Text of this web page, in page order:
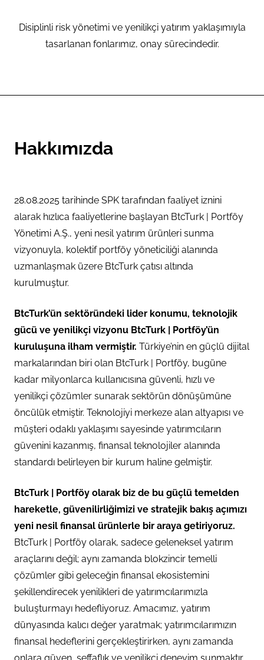
Disiplinli risk yönetimi ve yenilikçi yatırım yaklaşımıyla
tasarlanan fonlarımız, onay sürecindedir.
Hakkımızda
28.08.2025 tarihinde SPK tarafından faaliyet iznini
alarak hızlıca faaliyetlerine başlayan BtcTurk | Portföy
Yönetimi A.Ş., yeni nesil yatırım ürünleri sunma
vizyonuyla, kolektif portföy yöneticiliği alanında
uzmanlaşmak üzere BtcTurk çatısı altında
kurulmuştur.
BtcTurk’ün sektöründeki lider konumu, teknolojik
gücü ve yenilikçi vizyonu BtcTurk | Portföy’ün
kuruluşuna ilham vermiştir. Türkiye’nin en güçlü dijital
markalarından biri olan BtcTurk | Portföy, bugüne
kadar milyonlarca kullanıcısına güvenli, hızlı ve
yenilikçi çözümler sunarak sektörün dönüşümüne
öncülük etmiştir. Teknolojiyi merkeze alan altyapısı ve
müşteri odaklı yaklaşımı sayesinde yatırımcıların
güvenini kazanmış, finansal teknolojiler alanında
standardı belirleyen bir kurum haline gelmiştir.
BtcTurk | Portföy olarak biz de bu güçlü temelden
hareketle, güvenilirliğimizi ve stratejik bakış açımızı
yeni nesil finansal ürünlerle bir araya getiriyoruz.
BtcTurk | Portföy olarak, sadece geleneksel yatırım
araçlarını değil; aynı zamanda blokzincir temelli
çözümler gibi geleceğin finansal ekosistemini
şekillendirecek yenilikleri de yatırımcılarımızla
buluşturmayı hedefliyoruz. Amacımız, yatırım
dünyasında kalıcı değer yaratmak; yatırımcılarımızın
finansal hedeflerini gerçekleştirirken, aynı zamanda